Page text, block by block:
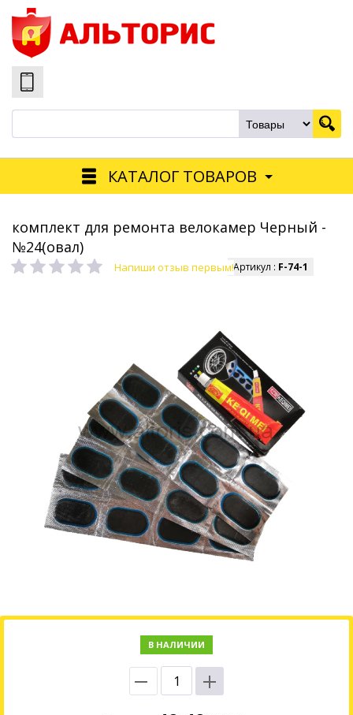
КАТАЛОГ ТОВАРОВ
комплект для ремонта велокамер Черный -
№24(овал)
Напиши отзыв первым!Артикул : F-74-1
В НАЛИЧИИ